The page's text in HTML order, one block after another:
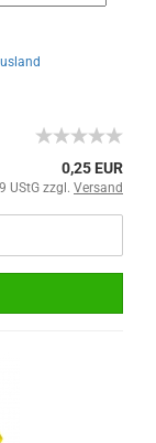
0,25 EUR
UStG zzgl. Versand